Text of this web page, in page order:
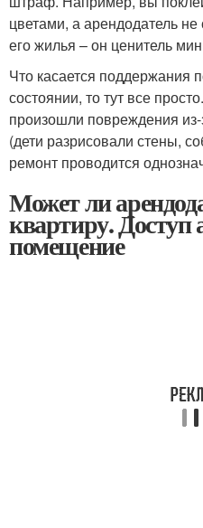
цветами, а арендодатель
его жилья – он ценитель
Что касается
состоянии, то тут все
произошли повреждения
(дети разрисовали стены,
ремонт проводится
Может ли
квартиру. Доступ
помещение